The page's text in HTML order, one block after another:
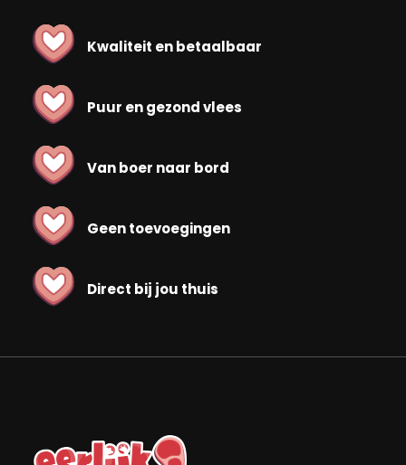
Kwaliteit en betaalbaar
Puur en gezond vlees
Van boer naar bord
Geen toevoegingen
Direct bij jou thuis